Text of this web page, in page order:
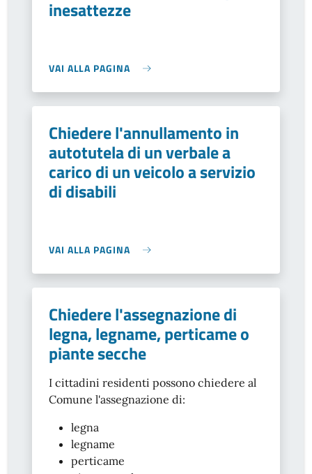
inesattezze
VAI ALLA PAGINA
Chiedere l'annullamento in
autotutela di un verbale a
carico di un veicolo a servizio
di disabili
VAI ALLA PAGINA
Chiedere l'assegnazione di
legna, legname, perticame o
piante secche
I cittadini residenti possono chiedere al
Comune l'assegnazione di:
legna
legname
perticame